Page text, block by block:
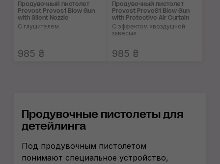
Продувочный пистолет
Prevost Prevos1 Blow Gun
with Silent Nozzle
С глушителем
985 ₴
Продувочный пистолет
Prevost PrevoS1 Blow Gun
with Protective Air Curtain
С эффектом «воздушной
завесы»
985 ₴
Продувочные пистолеты для
детейлинга
Под продувочным пистолетом
понимают специальное устройство,